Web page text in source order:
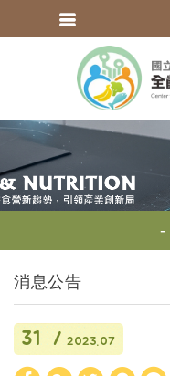
消息公告
31 2023.07